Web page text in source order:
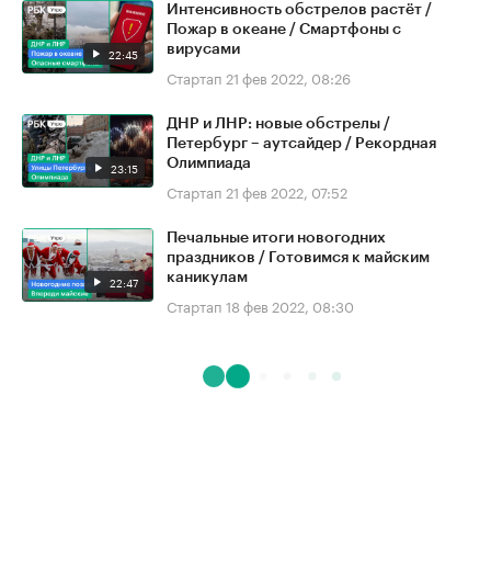
22:45
Интенсивность обстрелов растёт /
Пожар в океане / Смартфоны с
вирусами
Стартап 21 фев 2022, 08:26
23:15
ДНР и ЛНР: новые обстрелы /
Петербург – аутсайдер / Рекордная
Олимпиада
Стартап 21 фев 2022, 07:52
22:47
Печальные итоги новогодних
праздников / Готовимся к майским
каникулам
Стартап 18 фев 2022, 08:30